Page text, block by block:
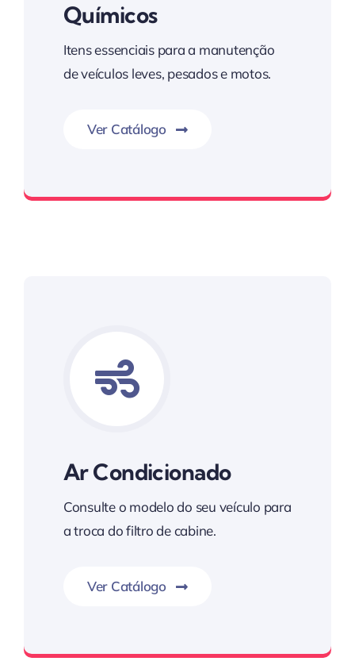
Químicos
Itens essenciais para a manutenção
de veículos leves, pesados e motos.
Ver Catálogo
Ar Condicionado
Consulte o modelo do seu veículo para
a troca do filtro de cabine.
Ver Catálogo